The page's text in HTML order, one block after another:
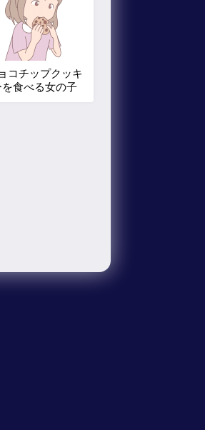
コチップクッキ
を食べる女の子